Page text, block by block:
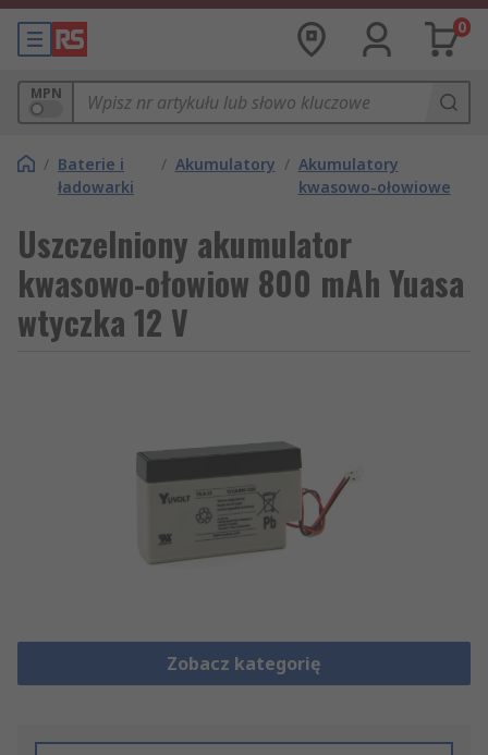
0
MPN
/ Baterie i
ładowarki
/ Akumulatory / Akumulatory
kwasowo-ołowiowe
Uszczelniony akumulator
kwasowo-ołowiow 800 mAh Yuasa
wtyczka 12 V
Zobacz kategorię